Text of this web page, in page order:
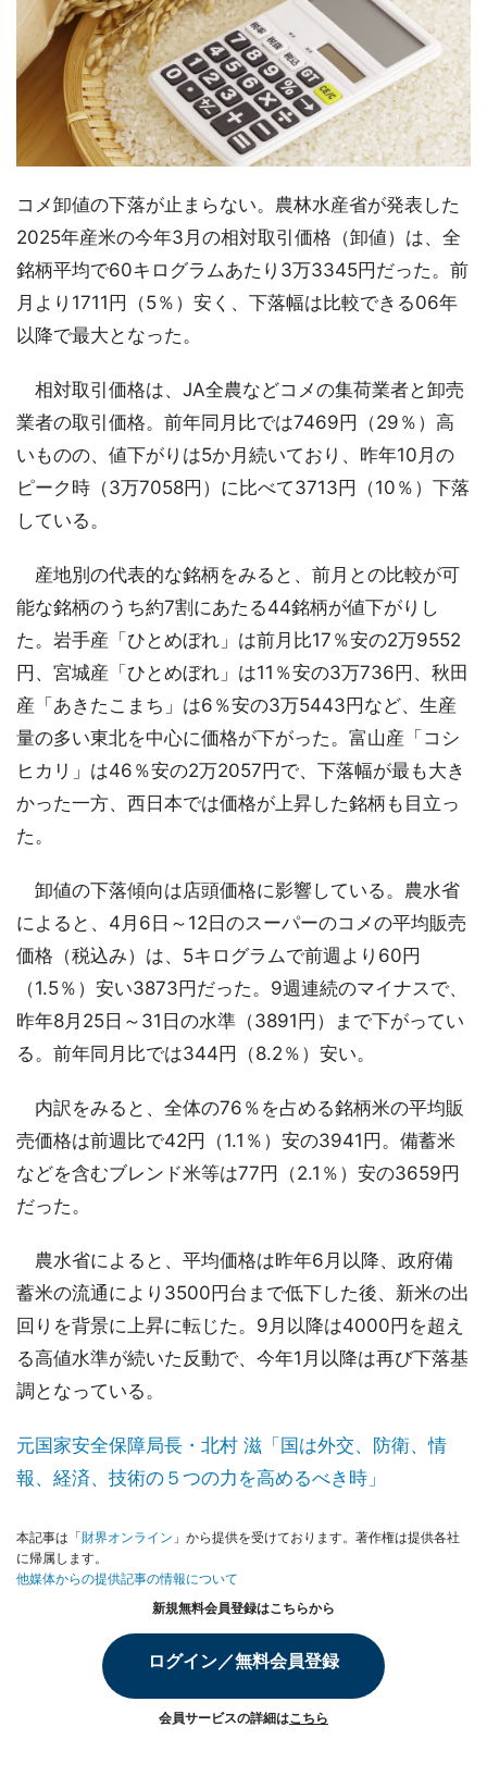
コメ卸値の下落が止まらない。農林水産省が発表した
2025年産米の今年3月の相対取引価格（卸値）は、全
銘柄平均で60キログラムあたり3万3345円だった。前
月より1711円（5％）安く、下落幅は比較できる06年
以降で最大となった。
相対取引価格は、JA全農などコメの集荷業者と卸売
業者の取引価格。前年同月比では7469円（29％）高
いものの、値下がりは5か月続いており、昨年10月の
ピーク時（3万7058円）に比べて3713円（10％）下落
している。
産地別の代表的な銘柄をみると、前月との比較が可
能な銘柄のうち約7割にあたる44銘柄が値下がりし
た。岩手産「ひとめぼれ」は前月比17％安の2万9552
円、宮城産「ひとめぼれ」は11％安の3万736円、秋田
産「あきたこまち」は6％安の3万5443円など、生産
量の多い東北を中心に価格が下がった。富山産「コシ
ヒカリ」は46％安の2万2057円で、下落幅が最も大き
かった一方、西日本では価格が上昇した銘柄も目立っ
た。
卸値の下落傾向は店頭価格に影響している。農水省
によると、4月6日～12日のスーパーのコメの平均販売
価格（税込み）は、5キログラムで前週より60円
（1.5％）安い3873円だった。9週連続のマイナスで、
昨年8月25日～31日の水準（3891円）まで下がってい
る。前年同月比では344円（8.2％）安い。
内訳をみると、全体の76％を占める銘柄米の平均販
売価格は前週比で42円（1.1％）安の3941円。備蓄米
などを含むブレンド米等は77円（2.1％）安の3659円
だった。
農水省によると、平均価格は昨年6月以降、政府備
蓄米の流通により3500円台まで低下した後、新米の出
回りを背景に上昇に転じた。9月以降は4000円を超え
る高値水準が続いた反動で、今年1月以降は再び下落基
調となっている。
元国家安全保障局長・北村 滋「国は外交、防衛、情
報、経済、技術の５つの力を高めるべき時」
本記事は「財界オンライン 」から提供を受けております。著作権は提供各社
に帰属します。
他媒体からの提供記事の情報について
新規無料会員登録はこちらから
ログイン／無料会員登録
会員サービスの詳細はこちら